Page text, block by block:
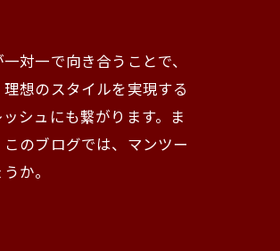
対一で向き合うことで、
想のスタイルを実現する
シュにも繋がります。ま
のブログでは、マンツー
か。